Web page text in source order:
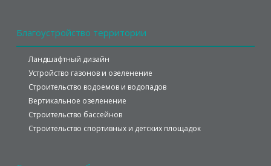
Благоустройство территории
Ландшафтный дизайн
Устройство газонов и озеленение
Строительство водоемов и водопадов
Вертикальное озеленение
Строительство бассейнов
Строительство спортивных и детских площадок